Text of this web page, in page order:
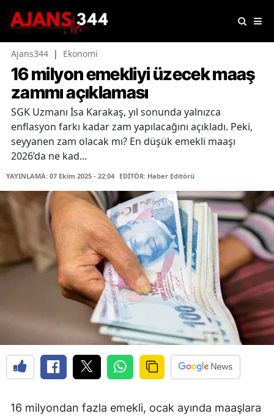
Ajans344 | Ekonomi
16 milyon emekliyi üzecek maaş
zammı açıklaması
SGK Uzmanı İsa Karakaş, yıl sonunda yalnızca
enflasyon farkı kadar zam yapılacağını açıkladı. Peki,
seyyanen zam olacak mı? En düşük emekli maaşı
2026’da ne kad...
YAYINLAMA: 07 Ekim 2025 - 22:04 EDİTÖR: Haber Editörü
16 milyondan fazla emekli, ocak ayında maaşlara